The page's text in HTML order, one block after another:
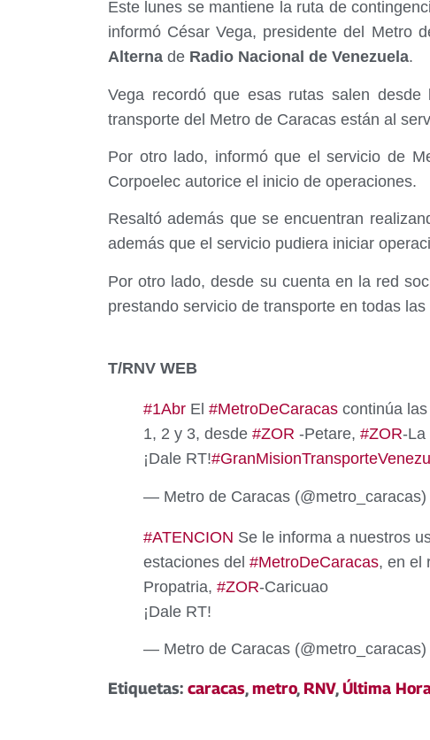
Este lunes se mantiene la ruta de
informó César Vega, presidente del Metro
Alterna de Radio Nacional de Venezuela.
Vega recordó que esas rutas salen
transporte del Metro de Caracas están al
Por otro lado, informó que el servicio de
Corpoelec autorice el inicio de operaciones.
Resaltó además que se encuentran
además que el servicio pudiera iniciar
Por otro lado, desde su cuenta en la red
prestando servicio de transporte en todas
T/RNV WEB
#1Abr El #MetroDeCaracas continúa
1, 2 y 3, desde #ZOR -Petare, #ZOR-La
¡Dale RT!
— Metro de Caracas (@metro_caracas)
#ATENCION Se le informa a nuestros
estaciones del #MetroDeCaracas, en el
Propatria, #ZOR-Caricuao
¡Dale RT!
— Metro de Caracas (@metro_caracas)
Etiquetas: caracas,metro, RNV,Última